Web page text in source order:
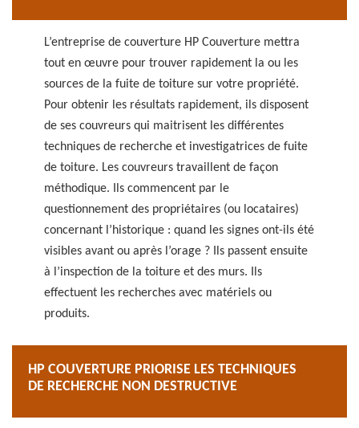
L’entreprise de couverture HP Couverture mettra
tout en œuvre pour trouver rapidement la ou les
sources de la fuite de toiture sur votre propriété.
Pour obtenir les résultats rapidement, ils disposent
de ses couvreurs qui maitrisent les différentes
techniques de recherche et investigatrices de fuite
de toiture. Les couvreurs travaillent de façon
méthodique. Ils commencent par le
questionnement des propriétaires (ou locataires)
concernant l’historique : quand les signes ont-ils été
visibles avant ou après l’orage ? Ils passent ensuite
à l’inspection de la toiture et des murs. Ils
effectuent les recherches avec matériels ou
produits.
HP COUVERTURE PRIORISE LES TECHNIQUES
DE RECHERCHE NON DESTRUCTIVE